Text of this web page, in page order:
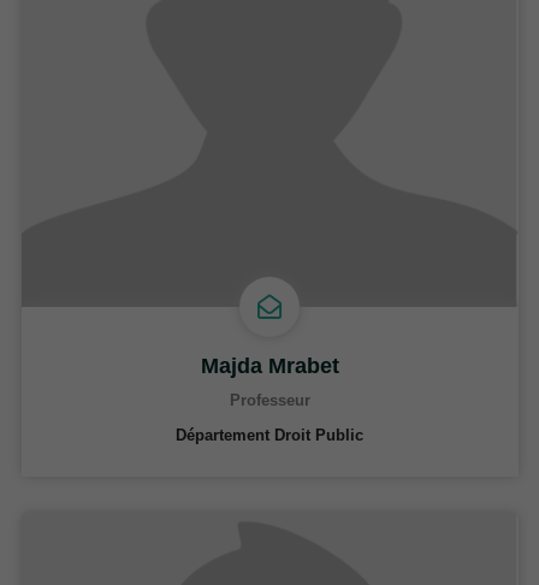
Majda Mrabet
Professeur
Département Droit Public